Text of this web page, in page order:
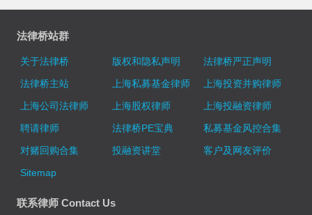
法律桥站群
关于法律桥 版权和隐私声明
法律桥严正声明
法律桥主站
上海私募基金律师
上海投资并购律师
上海公司法律师
上海股权律师
上海投融资律师
聘请律师
法律桥PE宝典
私募基金风控合集
对赌回购合集
投融资讲堂
客户及网友评价
Sitemap
联系律师 Contact Us